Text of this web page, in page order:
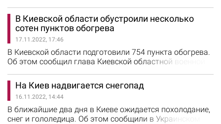
столичном зоопарке обеспечивают благодаря
генератору, подключенному к котельной. Еще два
помещения, не подключенные к котельной, питают от
отдельного генератора. В вольере гориллы Тони
установили булериан –…
В Киевской области обустроили несколько
сотен пунктов обогрева
17.11.2022, 17:46
В Киевской области подготовили 754 пункта обогрева.
Об этом сообщил глава Киевской областной военной
обогрева обустроили во всех громадах области. В них
есть запасы воды и пищи, теплой одежды и одеял.
Тепло будут обеспечивать печки, обогреватели и
тепловые пушки. Кроме того, пункты обогрева
оборудованы приборами…
На Киев надвигается снегопад
16.11.2022, 14:44
В ближайшие два дня в Киеве ожидается похолодание,
снег и гололедица. Об этом сообщили в Украинском